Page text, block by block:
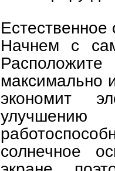
Начнем с
максимально
экономит
солнечное